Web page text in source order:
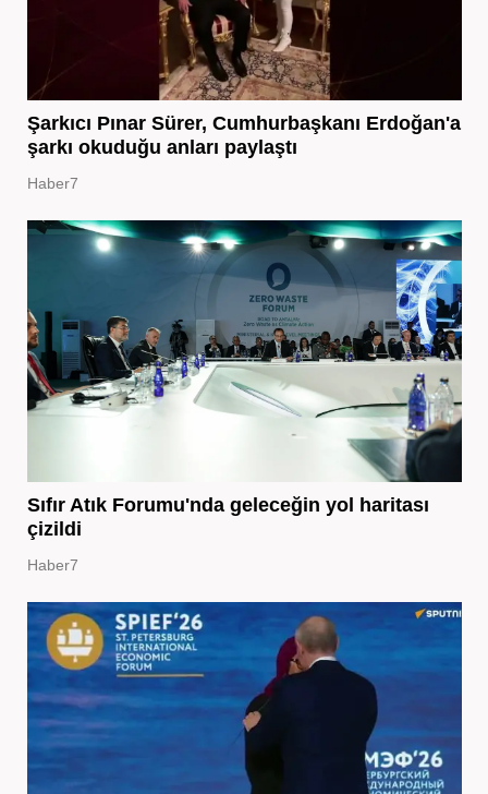
Şarkıcı Pınar Sürer, Cumhurbaşkanı Erdoğan'a
şarkı okuduğu anları paylaştı
Haber7
Sıfır Atık Forumu'nda geleceğin yol haritası
çizildi
Haber7